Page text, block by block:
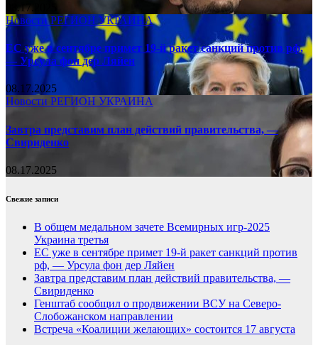
08.17.2025
НовостиРЕГИОНУКРАИНА
ЕС уже в сентябре примет 19-й ракет санкций против рф,
— Урсула фон дер Ляйен
08.17.2025
Новости РЕГИОН УКРАИНА
Завтра представим план действий правительства, —
Свириденко
08.17.2025
Свежие записи
В общем медальном зачете Всемирных игр-2025
Украина третья
ЕС уже в сентябре примет 19-й ракет санкций против
рф, — Урсула фон дер Ляйен
Завтра представим план действий правительства, —
Свириденко
Генштаб сообщил о продвижении ВСУ на Северо-
Слобожанском направлении
Встреча «Коалиции желающих» состоится 17 августа